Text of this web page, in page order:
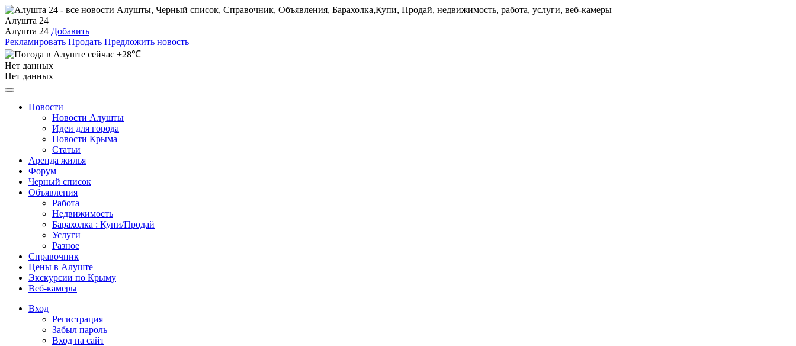
Алушта 24
Алушта 24 Добавить
Рекламировать Продать Предложить новость
+28℃
Нет данных
Нет данных
Новости
Новости Алушты
Идеи для города
Новости Крыма
Статьи
Аренда жилья
Форум
Черный список
Объявления
Работа
Недвижимость
Барахолка : Купи/Продай
Услуги
Разное
Справочник
Цены в Алуште
Экскурсии по Крыму
Веб-камеры
Вход
Регистрация
Забыл пароль
Вход на сайт